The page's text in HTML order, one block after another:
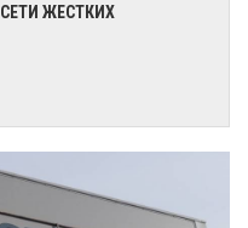
ЖЕСТКИХ